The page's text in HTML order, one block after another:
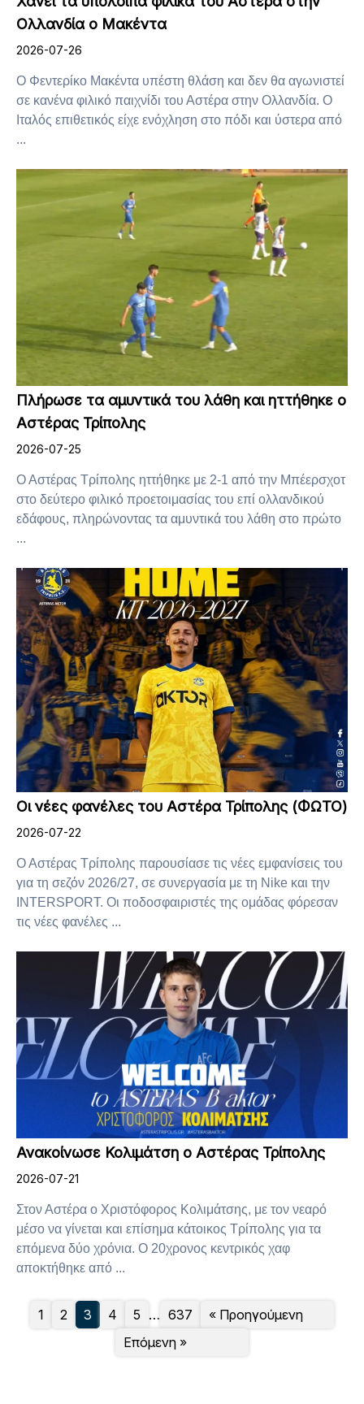
Ολλανδία ο Μακέντα
2026-07-26
Ο Φεντερίκο Μακέντα υπέστη θλάση και δεν θα αγωνιστεί
σε κανένα φιλικό παιχνίδι του Αστέρα στην Ολλανδία. Ο
Ιταλός επιθετικός είχε ενόχληση στο πόδι και ύστερα από
...
Πλήρωσε τα αμυντικά του λάθη και ηττήθηκε ο
Αστέρας Τρίπολης
2026-07-25
Ο Αστέρας Τρίπολης ηττήθηκε με 2-1 από την Μπέερσχοτ
στο δεύτερο φιλικό προετοιμασίας του επί ολλανδικού
εδάφους, πληρώνοντας τα αμυντικά του λάθη στο πρώτο
...
Οι νέες φανέλες του Αστέρα Τρίπολης (ΦΩΤΟ)
2026-07-22
Ο Αστέρας Τρίπολης παρουσίασε τις νέες εμφανίσεις του
για τη σεζόν 2026/27, σε συνεργασία με τη Nike και την
INTERSPORT. Οι ποδοσφαιριστές της ομάδας φόρεσαν
τις νέες φανέλες ...
Ανακοίνωσε Κολιμάτση ο Αστέρας Τρίπολης
2026-07-21
Στον Αστέρα ο Χριστόφορος Κολιμάτσης, με τον νεαρό
μέσο να γίνεται και επίσημα κάτοικος Τρίπολης για τα
επόμενα δύο χρόνια. Ο 20χρονος κεντρικός χαφ
αποκτήθηκε από ...
« Προηγούμενη
1 2 3 4 5 … 637
Επόμενη »